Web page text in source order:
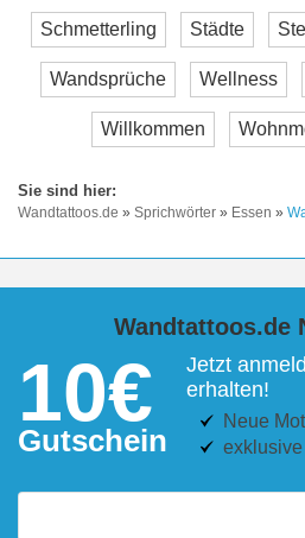
Schmetterling Städte
Wandsprüche Wellness
Willkommen
Wandtattoos.de » Sprichwörter » Essen »
Wandtattoos.de
10€
Gutschein
Jetzt
erhalten!
Neue